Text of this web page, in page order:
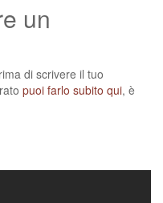
un
di scrivere il tuo
puoi farlo subito qui, è